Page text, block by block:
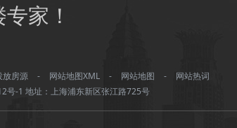
虹桥开发区
北蔡家！
放房源 - 网站地图XML - 网站地图 -
网站热词
号-1 地址：上海浦东新区张江路725号